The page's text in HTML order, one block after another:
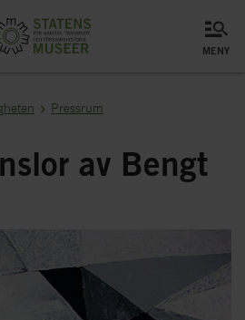
meny
Pressrum
av Bengt